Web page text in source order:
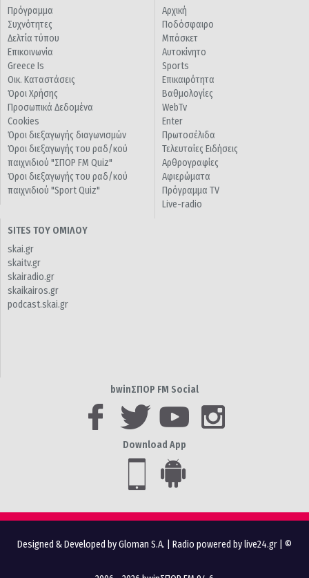
Πρόγραμμα
Συχνότητες
Δελτία τύπου
Επικοινωνία
Greece Is
Οικ. Καταστάσεις
Όροι Χρήσης
Προσωπικά Δεδομένα
Cookies
Όροι διεξαγωγής διαγωνισμών
Όροι διεξαγωγής του ραδ/κού
παιχνιδιού "ΣΠΟΡ FM Quiz"
Όροι διεξαγωγής του ραδ/κού
παιχνιδιού "Sport Quiz"
Αρχική
Ποδόσφαιρο
Μπάσκετ
Αυτοκίνητο
Sports
Επικαιρότητα
Βαθμολογίες
WebTv
Enter
Πρωτοσέλιδα
Τελευταίες Ειδήσεις
Αρθρογραφίες
Αφιερώματα
Πρόγραμμα TV
Live-radio
SITES ΤΟΥ ΟΜΙΛΟΥ
skai.gr
skaitv.gr
skairadio.gr
skaikairos.gr
podcast.skai.gr
bwinΣΠΟΡ FM Social
Download App
Designed & Developed by Gloman S.A. Radio powered by live24.gr | ©